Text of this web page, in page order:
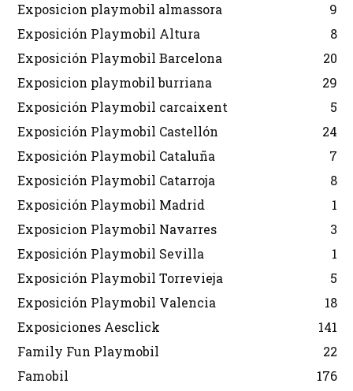
Exposicion playmobil almassora
9
Exposición Playmobil Altura
8
Exposición Playmobil Barcelona
20
Exposicion playmobil burriana
29
Exposición Playmobil carcaixent
5
Exposición Playmobil Castellón
24
Exposición Playmobil Cataluña
7
Exposición Playmobil Catarroja
8
Exposición Playmobil Madrid
1
Exposicion Playmobil Navarres
3
Exposición Playmobil Sevilla
1
Exposición Playmobil Torrevieja
5
Exposición Playmobil Valencia
18
Exposiciones Aesclick
141
Family Fun Playmobil
22
Famobil
176